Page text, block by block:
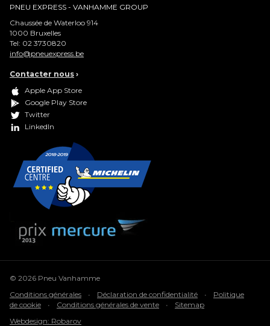
PNEU EXPRESS - VANHAMME GROUP
Chaussée de Waterloo 914
1000 Bruxelles
Tel: 02 3730820
info@pneuexpress.be
Contacter nous ›
Apple App Store
Google Play Store
Twitter
LinkedIn
© 2026 Pneu Vanhamme
Conditions générales
• Déclaration de confidentialité •
Politique
de cookie
• Conditions générales de vente •
Sitemap
Webdesign: Robarov